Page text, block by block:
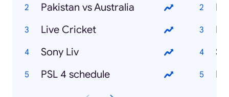
Pakistan vs Australia
Live Cricket
Sony Liv
PSL 4 schedule